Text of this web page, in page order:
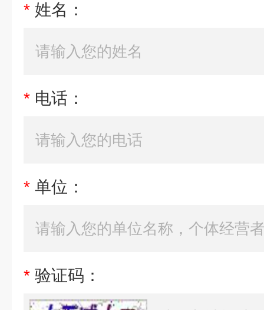
* 姓名：
* 电话：
* 单位：
* 验证码：